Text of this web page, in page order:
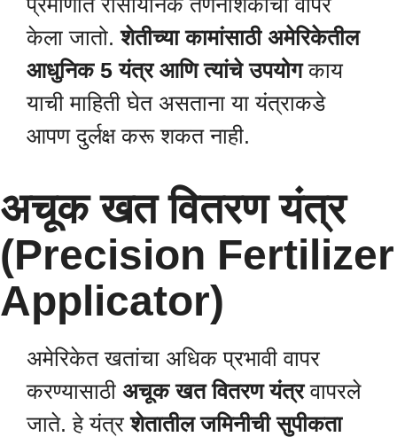
केला जातो.शेतीच्या कामांसाठी अमेरिकेतील
आधुनिक 5 यंत्र आणि त्यांचे उपयोगकाय
याची माहिती घेत असताना या यंत्राकडे
आपण दुर्लक्ष करू शकत नाही.
अचूक खत वितरण यंत्र
(Precision Fertilizer
Applicator)
अमेरिकेत खतांचा अधिक प्रभावी वापर
करण्यासाठी अचूक खत वितरण यंत्रवापरले
जाते. हे यंत्रशेतातील जमिनीची सुपीकता